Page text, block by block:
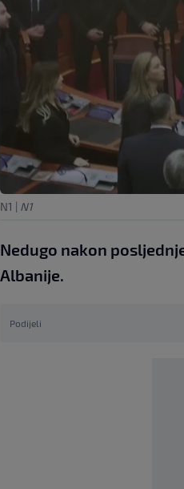
N1 | N1
Nedugo nakon
Albanije.
Podijeli